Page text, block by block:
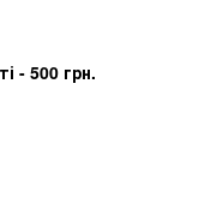
- 500 грн.